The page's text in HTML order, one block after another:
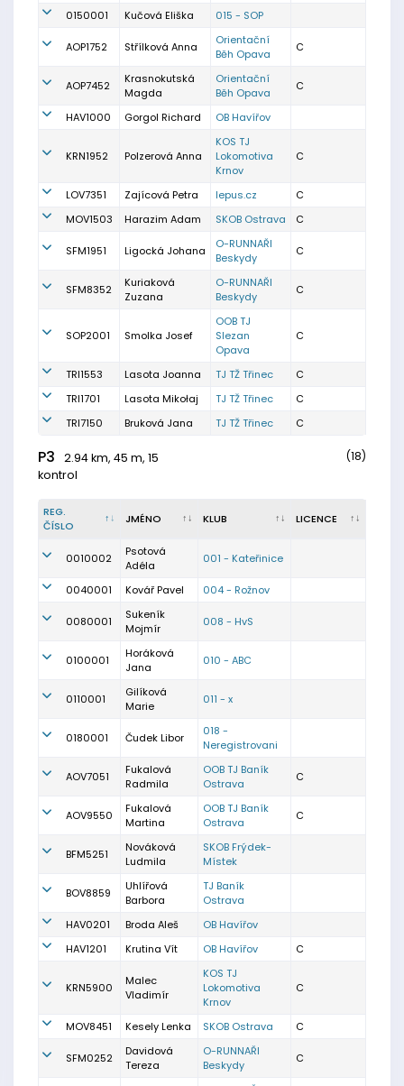
0150001
Kučová Eliška 015 - SOP
AOP1752 Střílková Anna
Orientační
Běh Opava
C
AOP7452
Krasnokutská
Magda
Orientační
Běh Opava
C
HAV1000 Gorgol Richard OB Havířov
KRN1952 Polzerová Anna
KOS TJ
Lokomotiva
Krnov
C
LOV7351 Zajícová Petra lepus.cz
C
MOV1503
Harazim Adam SKOB Ostrava C
SFM1951 Ligocká Johana
O-RUNNAŘI
Beskydy
C
SFM8352
Kuriaková
Zuzana
O-RUNNAŘI
Beskydy
C
SOP2001 Smolka Josef
OOB TJ
Slezan
Opava
C
TRI1553 Lasota Joanna TJ TŽ Třinec
C
TRI1701
Lasota Mikołaj TJ TŽ Třinec
C
TRI7150
Bruková Jana TJ TŽ Třinec C
P3
2.94 km, 45 m, 15
kontrol
(18)
REG.
ČÍSLO
JMÉNO KLUB LICENCE
0010002
Psotová
Adéla
001 - Kateřinice
0040001 Kovář Pavel 004 - Rožnov
0080001
Sukeník
Mojmír
008 - HvS
0100001
Horáková
Jana
010 - ABC
0110001
Gilíková
Marie
011 - x
0180001 Čudek Libor
018 -
Neregistrovani
AOV7051
Fukalová
Radmila
OOB TJ Baník
Ostrava
C
AOV9550
Fukalová
Martina
OOB TJ Baník
Ostrava
C
BFM5251
Nováková
Ludmila
SKOB Frýdek-
Místek
BOV8859
Uhlířová
Barbora
TJ Baník
Ostrava
HAV0201
Broda Aleš
OB Havířov
HAV1201
Krutina Vít OB Havířov C
KRN5900
Malec
Vladimír
KOS TJ
Lokomotiva
Krnov
C
MOV8451 Kesely Lenka SKOB Ostrava C
SFM0252
Davidová
Tereza
O-RUNNAŘI
Beskydy
C